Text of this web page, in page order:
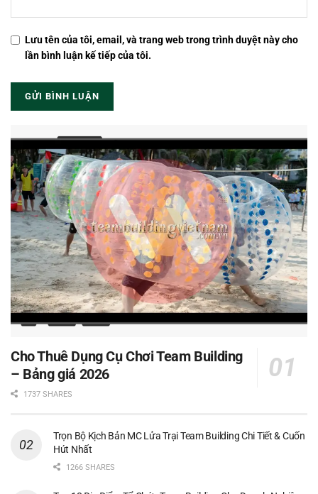
Lưu tên của tôi, email, và trang web trong trình duyệt này cho
lần bình luận kế tiếp của tôi.
Cho Thuê Dụng Cụ Chơi Team Building
– Bảng giá 2026
1737 SHARES
Trọn Bộ Kịch Bản MC Lửa Trại Team Building Chi Tiết & Cuốn
Hút Nhất
1266 SHARES